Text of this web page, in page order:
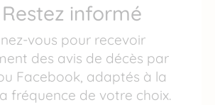
Restez informé
vous pour recevoir
des avis de décès par
Facebook, adaptés à la
fréquence de votre choix.